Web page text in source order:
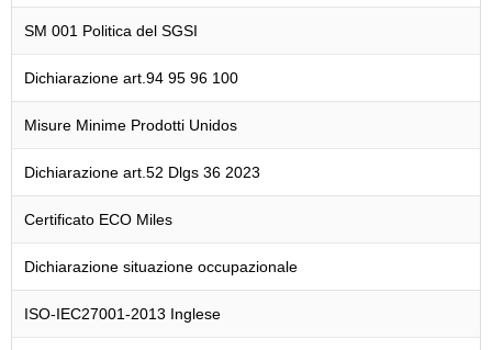
SM 001 Politica del SGSI
Dichiarazione art.94 95 96 100
Misure Minime Prodotti Unidos
Dichiarazione art.52 Dlgs 36 2023
Certificato ECO Miles
Dichiarazione situazione occupazionale
ISO-IEC27001-2013 Inglese